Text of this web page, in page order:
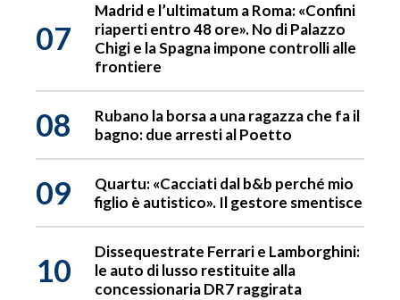
07
Madrid e l’ultimatum a Roma: «Confini
riaperti entro 48 ore». No di Palazzo
Chigi e la Spagna impone controlli alle
frontiere
08
Rubano la borsa a una ragazza che fa il
bagno: due arresti al Poetto
09
Quartu: «Cacciati dal b&b perché mio
figlio è autistico». Il gestore smentisce
10
Dissequestrate Ferrari e Lamborghini:
le auto di lusso restituite alla
concessionaria DR7 raggirata